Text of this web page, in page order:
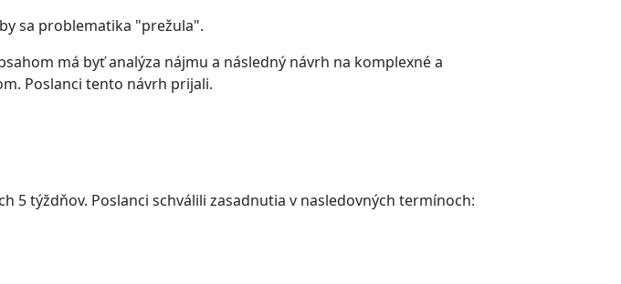
sa problematika "prežula".
má byť analýza nájmu a následný návrh na komplexné a
Poslanci tento návrh prijali.
5 týždňov. Poslanci schválili zasadnutia v nasledovných termínoch: